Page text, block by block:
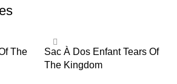
The
Sac À Dos Enfant Tears Of
The Kingdom